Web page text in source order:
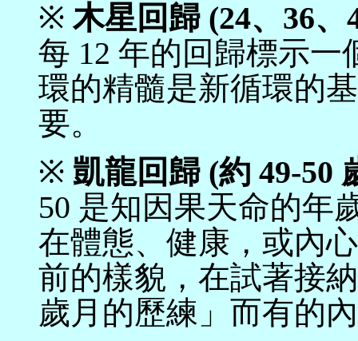
※ 木星回歸 (24、36、
每 12 年的回歸標示
環的精髓是新循環的
要。
※ 凱龍回歸 (約 49-50
50 是知因果天命的年
在體態、健康，或內
前的樣貌，在試著接
歲月的歷練」而有的